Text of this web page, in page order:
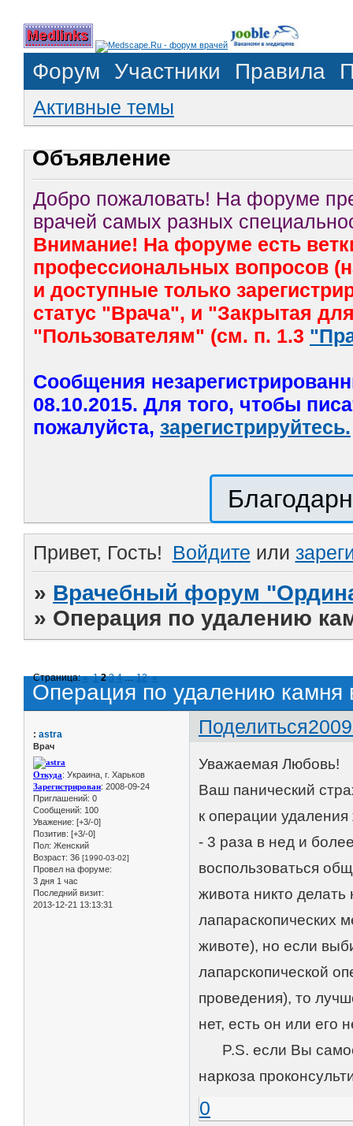
Форум Участники Правила
Активные темы
Объявление
Добро пожаловать! На форуме
врачей самых разных
Внимание! На форуме есть
профессиональных вопросов
и доступные только
статус "Врача", и "Закрытая
"Пользователям" (см. п. 1.3
Сообщения
08.10.2015. Для того, чтобы
пожалуйста, зарегистрируйтесь.
Привет, Гость! Войдите или
» Врачебный форум
» Операция по удалению
Операция по удалению камня
Страница:« 1 2 3 4 … 12 »
Поделиться
: astra
Врач
Откуда: Украина, г. Харьков
Зарегистрирован: 2008-09-24
Приглашений: 0
Сообщений: 100
Уважение: [+3/-0]
Позитив: [+3/-0]
Пол: Женский
Возраст: 36 [1990-03-02]
Провел на форуме:
3 дня 1 час
Последний визит:
2013-12-21 13:13:31
Уважаемая Любовь!
Ваш панический
к операции
- 3 раза в нед и
воспользоваться
живота никто
лапараскопических
животе), но если
лапарскопической
проведения), то
нет, есть он или его
P.S. если Вы
наркоза
0